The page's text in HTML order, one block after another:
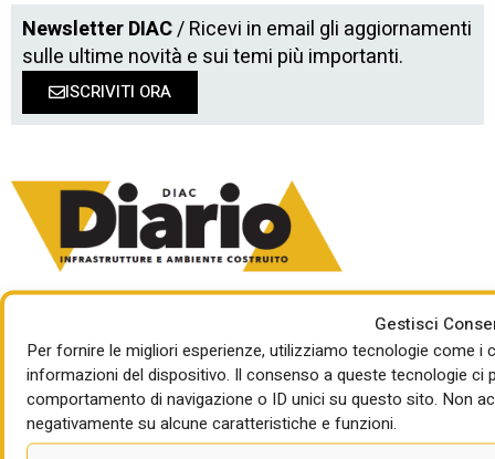
Gestisci
Per fornire le migliori esperienze, utilizziamo tecnologie come
informazioni del dispositivo. Il consenso a queste tecnologie ci
comportamento di navigazione o ID unici su questo sito. Non
negativamente su alcune caratteristiche e funzioni.
Newsletter DIAC/ Ricevi in email gli aggiornamenti
sulle ultime novità e sui temi più importanti.
ISCRIVITI ORA
In redazione: Maria Cristina Carlini, Mauro Giansante
Progetto grafico: Cinzia Leone
Web design:No Digital Brain
Social media partner: DOL